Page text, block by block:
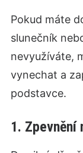
Pokud máte
slunečník
nevyužíváte,
vynechat a
podstavce.
1. Zpevnění